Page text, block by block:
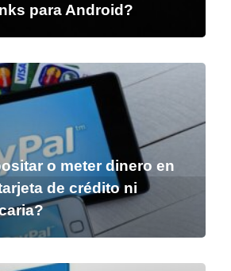
para Android?
o meter dinero en
de crédito ni